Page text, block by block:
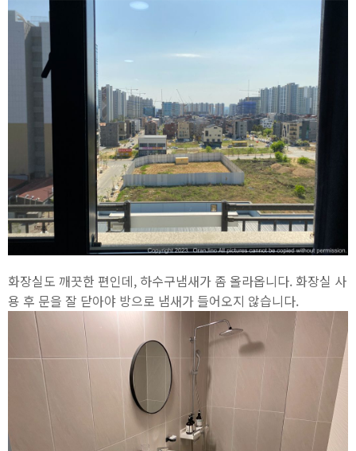
화장실도 깨끗한 편인데, 하수구냄새가 좀 올라옵니다. 화장실 사
용 후 문을 잘 닫아야 방으로 냄새가 들어오지 않습니다.